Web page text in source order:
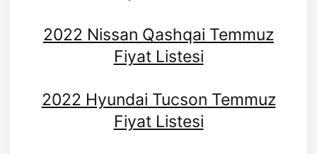
2022 Nissan Qashqai Temmuz
Fiyat Listesi
2022 Hyundai Tucson Temmuz
Fiyat Listesi